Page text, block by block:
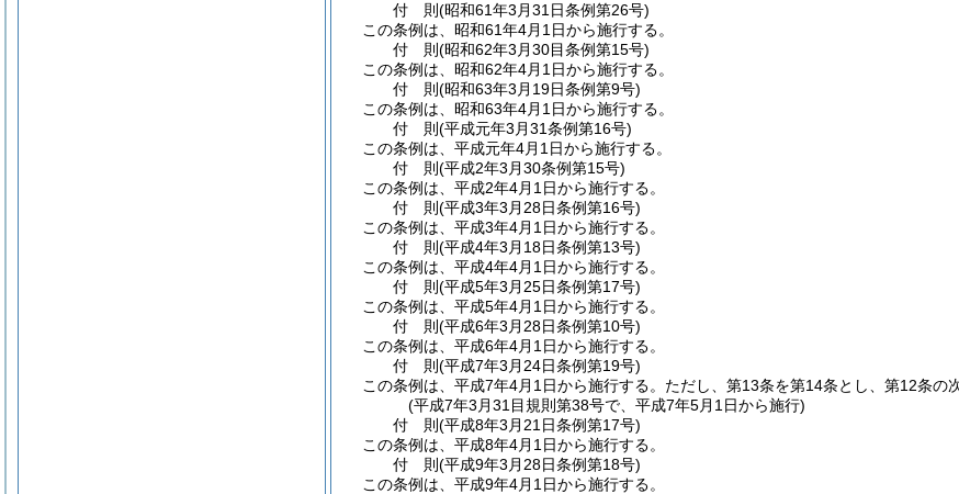
付 則(昭和61年3月31日条例第26号)
この条例は、昭和61年4月1日から施行する。
付 則(昭和62年3月30目条例第15号)
この条例は、昭和62年4月1日から施行する。
付 則(昭和63年3月19日条例第9号)
この条例は、昭和63年4月1日から施行する。
付 則(平成元年3月31条例第16号)
この条例は、平成元年4月1日から施行する。
付 則(平成2年3月30条例第15号)
この条例は、平成2年4月1日から施行する。
付 則(平成3年3月28日条例第16号)
この条例は、平成3年4月1日から施行する。
付 則(平成4年3月18日条例第13号)
この条例は、平成4年4月1日から施行する。
付 則(平成5年3月25日条例第17号)
この条例は、平成5年4月1日から施行する。
付 則(平成6年3月28日条例第10号)
この条例は、平成6年4月1日から施行する。
付 則(平成7年3月24日条例第19号)
この条例は、平成7年4月1日から施行する。 ただし、第13条を第14条とし、第12条の
(平成7年3月31目規則第38号で、平成7年5月1日から施行)
付 則(平成8年3月21日条例第17号)
この条例は、平成8年4月1日から施行する。
付 則(平成9年3月28日条例第18号)
この条例は、平成9年4月1日から施行する。